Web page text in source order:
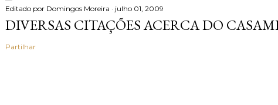
Editado por Domingos Moreira julho 01, 2009
DIVERSAS CITAÇÕES ACERCA DO
Partilhar